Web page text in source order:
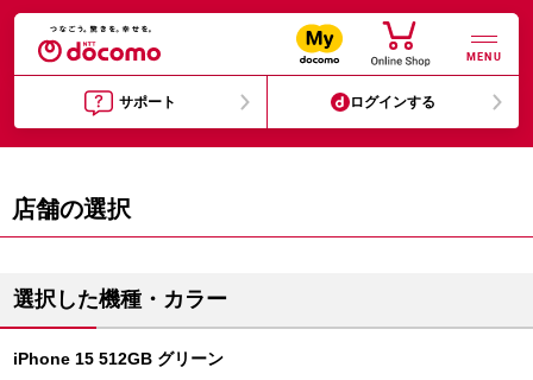
MENU
サポート ログインする
店舗の選択
選択した機種・カラー
iPhone 15 512GB グリーン